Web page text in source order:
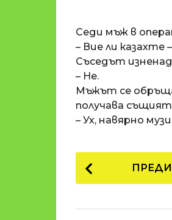
п
е
и
н
a
t
i
Седи мъж в
– Вие ли казахте
Съседът
– Не.
Мъжът се
получава
– Ух, навярно
P
o